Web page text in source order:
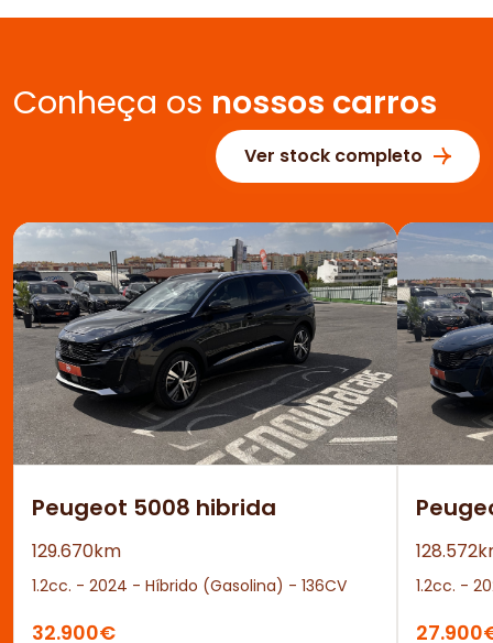
Conheça os nossos carros
Ver stock completo
Peugeot 5008 hibrida
129.670km
1.2cc. - 2024 - Híbrido (Gasolina) - 136CV
32.900€
1.2cc. -